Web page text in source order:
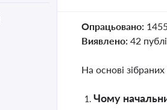
Опрацьовано:
Виявлено: 42
На основі
Чому